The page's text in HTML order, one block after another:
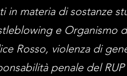
in materia di sostanze
e Organismo
Rosso, violenza di
penale del RUP